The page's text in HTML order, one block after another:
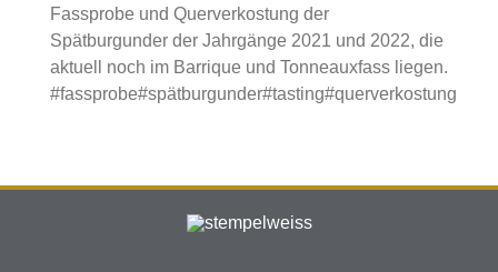
Fassprobe und Querverkostung der
Spätburgunder der Jahrgänge 2021 und 2022, die
aktuell noch im Barrique und Tonneauxfass liegen.
#fassprobe#spätburgunder#tasting#querverkostung